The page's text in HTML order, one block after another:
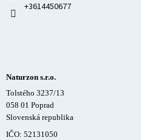
+3614450677
Naturzon s.r.o.
Tolstého 3237/13
058 01 Poprad
Slovenská republika
IČO: 52131050